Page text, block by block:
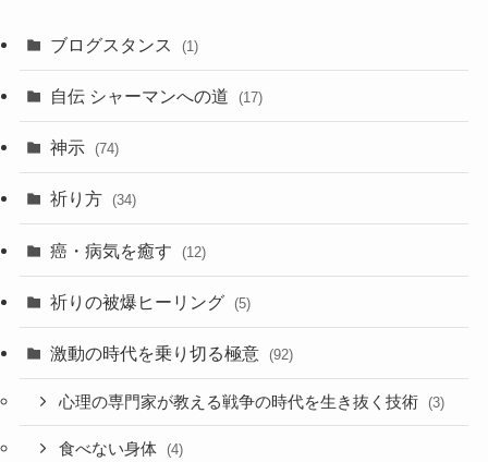
カ
ブ
ブログスタンス (1)
自伝 シャーマンへの道 (17)
神示 (74)
祈り方 (34)
癌・病気を癒す (12)
祈りの被爆ヒーリング (5)
激動の時代を乗り切る極意 (92)
心理の専門家が教える戦争の時代を生き抜く技術 (3)
食べない身体 (4)